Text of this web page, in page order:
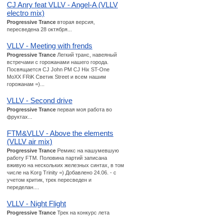
CJ Anry feat VLLV - Angel-A (VLLV
electro mix)
Progressive Trance вторая версия,
пересведена 28 октября...
VLLV - Meeting with frends
Progressive Trance Легкий транс, навеяный
встречами с горожанами нашего города.
Посвящается CJ John PM CJ Hix ST-One
MoXX FRiK Светик Street и всем нашим
горожанам =)...
VLLV - Second drive
Progressive Trance первая моя работа во
фруктах...
FTM&VLLV - Above the elements
(VLLV air mix)
Progressive Trance Ремикс на нашумевшую
работу FTM. Половина партий записана
вживую на нескольких железных синтах, в том
числе на Korg Trinity =) Добавлено 24.06. - с
учетом критик, трек пересведен и
переделан....
VLLV - Night Flight
Progressive Trance Трек на конкурс лета